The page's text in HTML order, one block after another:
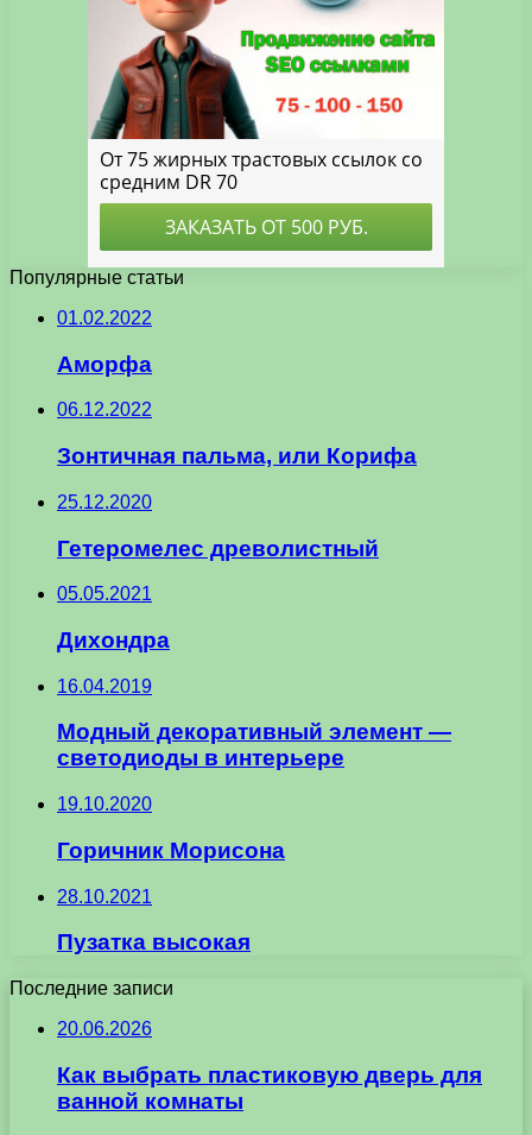
Популярные статьи
01.02.2022
Аморфа
06.12.2022
Зонтичная пальма, или Корифа
25.12.2020
Гетеромелес древолистный
05.05.2021
Дихондра
16.04.2019
Модный декоративный элемент —
светодиоды в интерьере
19.10.2020
Горичник Морисона
28.10.2021
Пузатка высокая
Последние записи
20.06.2026
Как выбрать пластиковую дверь для
ванной комнаты